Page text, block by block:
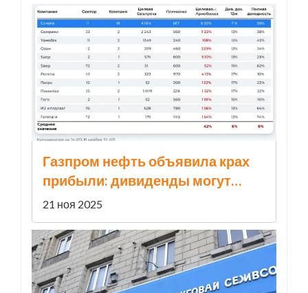
Газпром нефть объявила крах
прибыли: дивиденды могут
сократиться до 50%
21 ноя 2025